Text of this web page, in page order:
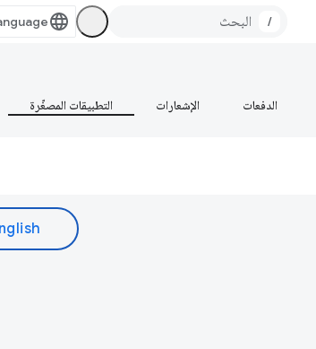
/
الدفعات الإشعارات التطبيقات المصغّرة